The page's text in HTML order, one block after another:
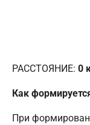
РАССТОЯНИЕ: 0
Как
При